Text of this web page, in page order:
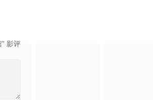
堡机场并炸毁24架敌机，最终在掩
影评